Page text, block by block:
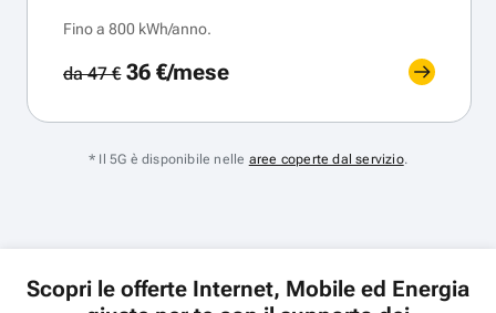
Fino a 800 kWh/anno.
da 47 €36 €/mese
* Il 5G è disponibile nelle aree coperte dal servizio.
Scopri le offerte Internet, Mobile ed Energia